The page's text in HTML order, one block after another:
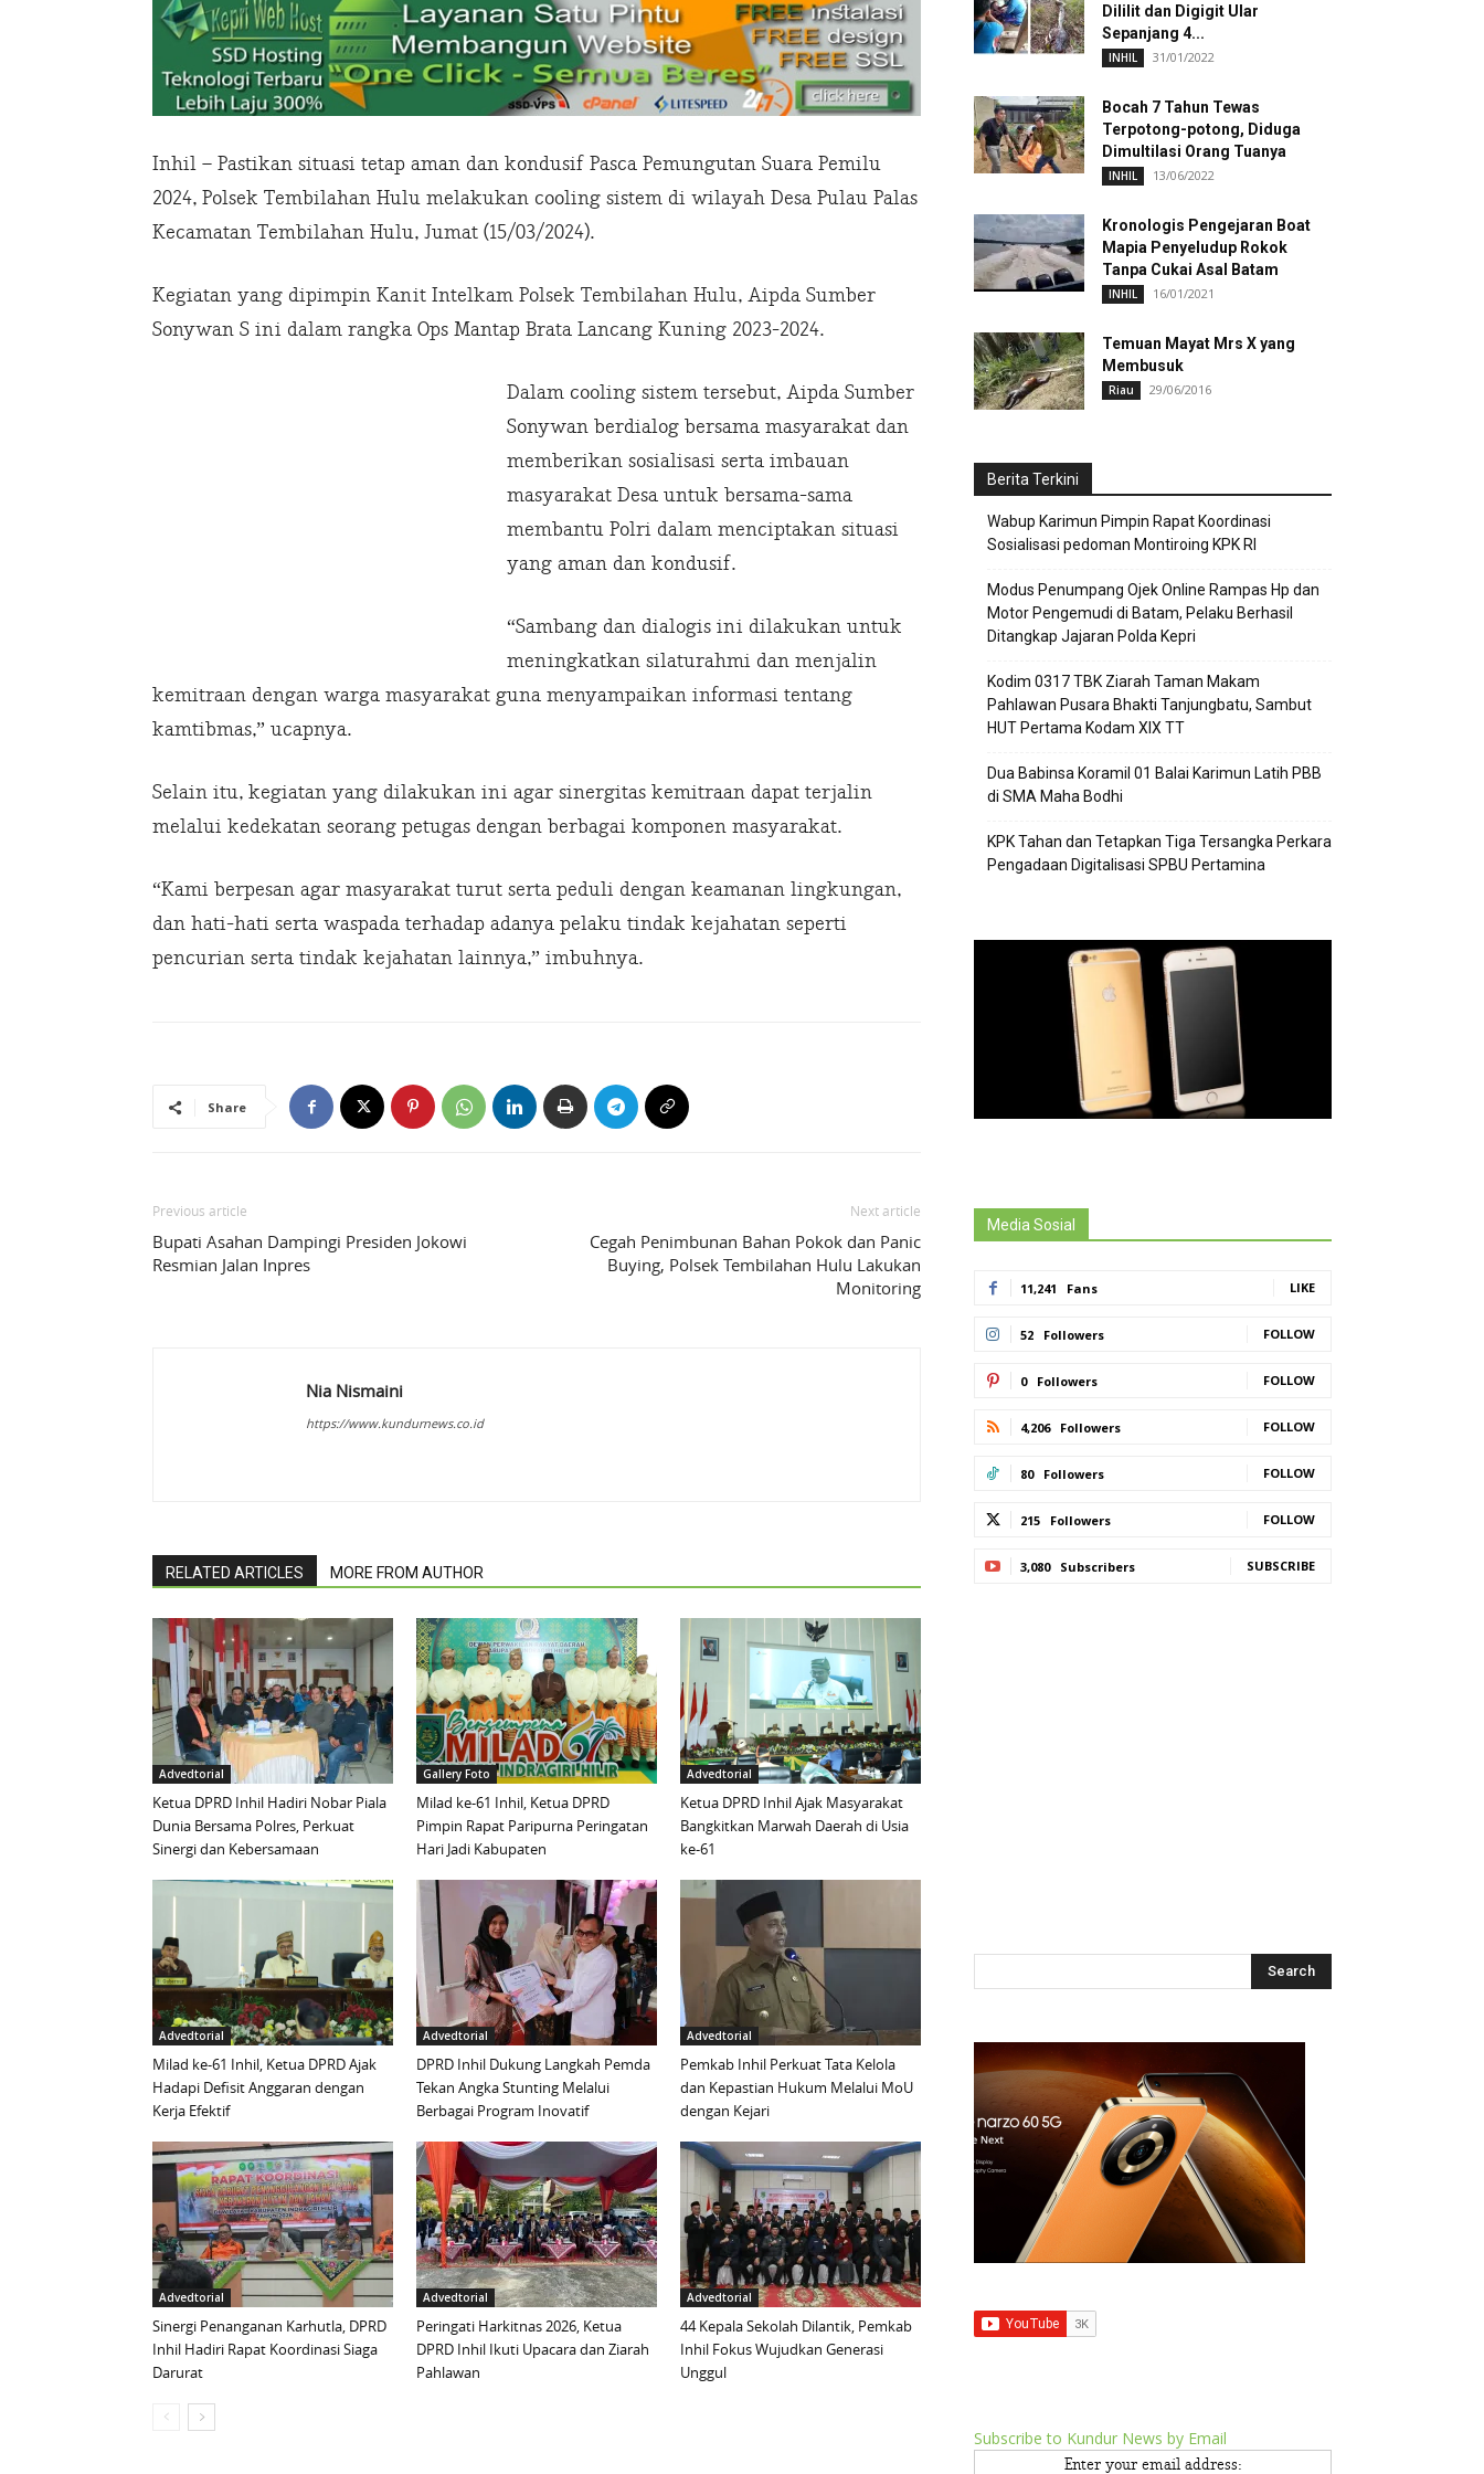
Inhil – Pastikan situasi tetap aman dan kondusif Pasca Pemungutan Suara Pemilu
2024, Polsek Tembilahan Hulu melakukan cooling sistem di wilayah Desa Pulau Palas
Kecamatan Tembilahan Hulu, Jumat (15/03/2024).
Kegiatan yang dipimpin Kanit Intelkam Polsek Tembilahan Hulu, Aipda Sumber
Sonywan S ini dalam rangka Ops Mantap Brata Lancang Kuning 2023-2024.
Dalam cooling sistem tersebut, Aipda Sumber
Sonywan berdialog bersama masyarakat dan
memberikan sosialisasi serta imbauan
masyarakat Desa untuk bersama-sama
membantu Polri dalam menciptakan situasi
yang aman dan kondusif.
“Sambang dan dialogis ini dilakukan untuk
meningkatkan silaturahmi dan menjalin
kemitraan dengan warga masyarakat guna menyampaikan informasi tentang
kamtibmas,” ucapnya.
Selain itu, kegiatan yang dilakukan ini agar sinergitas kemitraan dapat terjalin
melalui kedekatan seorang petugas dengan berbagai komponen masyarakat.
“Kami berpesan agar masyarakat turut serta peduli dengan keamanan lingkungan,
dan hati-hati serta waspada terhadap adanya pelaku tindak kejahatan seperti
pencurian serta tindak kejahatan lainnya,” imbuhnya.
Share
Previous article
Bupati Asahan Dampingi Presiden Jokowi
Resmian Jalan Inpres
Next article
Cegah Penimbunan Bahan Pokok dan Panic
Buying, Polsek Tembilahan Hulu Lakukan
Monitoring
Nia Nismaini
https://www.kundurnews.co.id
RELATED ARTICLES MORE FROM AUTHOR
Advedtorial
Ketua DPRD Inhil Hadiri Nobar Piala
Dunia Bersama Polres, Perkuat
Sinergi dan Kebersamaan
Gallery Foto
Milad ke-61 Inhil, Ketua DPRD
Pimpin Rapat Paripurna Peringatan
Hari Jadi Kabupaten
Advedtorial
Ketua DPRD Inhil Ajak Masyarakat
Bangkitkan Marwah Daerah di Usia
ke-61
Advedtorial
Milad ke-61 Inhil, Ketua DPRD Ajak
Hadapi Defisit Anggaran dengan
Kerja Efektif
Advedtorial
DPRD Inhil Dukung Langkah Pemda
Tekan Angka Stunting Melalui
Berbagai Program Inovatif
Advedtorial
Pemkab Inhil Perkuat Tata Kelola
dan Kepastian Hukum Melalui MoU
dengan Kejari
Advedtorial
Sinergi Penanganan Karhutla, DPRD
Inhil Hadiri Rapat Koordinasi Siaga
Darurat
Advedtorial
Peringati Harkitnas 2026, Ketua
DPRD Inhil Ikuti Upacara dan Ziarah
Pahlawan
Advedtorial
44 Kepala Sekolah Dilantik, Pemkab
Inhil Fokus Wujudkan Generasi
Unggul
Dililit dan Digigit Ular
Sepanjang 4...
INHIL 31/01/2022
Bocah 7 Tahun Tewas
Terpotong-potong, Diduga
Dimultilasi Orang Tuanya
INHIL 13/06/2022
Kronologis Pengejaran Boat
Mapia Penyeludup Rokok
Tanpa Cukai Asal Batam
INHIL 16/01/2021
Temuan Mayat Mrs X yang
Membusuk
Riau 29/06/2016
Berita Terkini
Wabup Karimun Pimpin Rapat Koordinasi
Sosialisasi pedoman Montiroing KPK RI
Modus Penumpang Ojek Online Rampas Hp dan
Motor Pengemudi di Batam, Pelaku Berhasil
Ditangkap Jajaran Polda Kepri
Kodim 0317 TBK Ziarah Taman Makam
Pahlawan Pusara Bhakti Tanjungbatu, Sambut
HUT Pertama Kodam XIX TT
Dua Babinsa Koramil 01 Balai Karimun Latih PBB
di SMA Maha Bodhi
KPK Tahan dan Tetapkan Tiga Tersangka Perkara
Pengadaan Digitalisasi SPBU Pertamina
Media Sosial
11,241 Fans LIKE
52 Followers FOLLOW
0 Followers FOLLOW
4,206 Followers FOLLOW
80 Followers FOLLOW
215 Followers FOLLOW
3,080 Subscribers SUBSCRIBE
Subscribe to Kundur News by Email
Enter your email address: